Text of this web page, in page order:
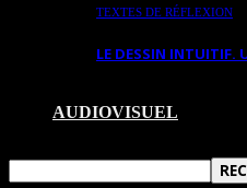
TEXTES DE RÉFLEXION
LE DESSIN INTUITIF.
AUDIOVISUEL